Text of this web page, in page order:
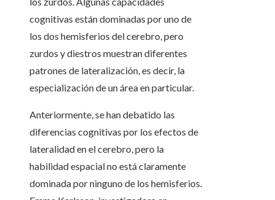
cognitivas están dominadas por uno de
los dos hemisferios del cerebro, pero
zurdos y diestros muestran diferentes
patrones de lateralización, es decir, la
especialización de un área en particular.
Anteriormente, se han debatido las
diferencias cognitivas por los efectos de
lateralidad en el cerebro, pero la
habilidad espacial no está claramente
dominada por ninguno de los hemisferios.